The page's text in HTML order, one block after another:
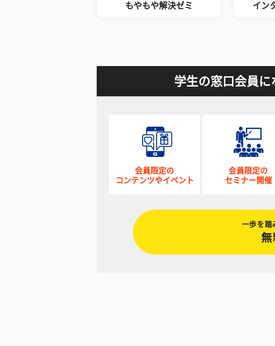
もやもや解決ゼミ イン
学生の窓口会員に
会員限定の
コンテンツやイベント
会員限定の
セミナー開催
一歩を踏
無